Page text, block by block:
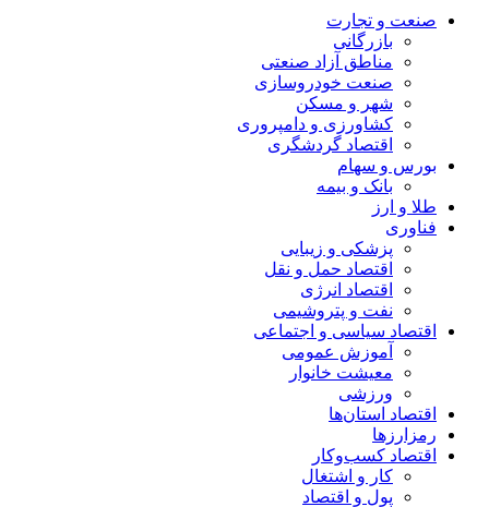
صنعت و تجارت
بازرگانی
مناطق آزاد صنعتی
صنعت خودروسازی
شهر و مسکن
کشاورزی و دامپروری
اقتصاد گردشگری
بورس و سهام
بانک و بیمه
طلا و ارز
فناوری
پزشکی و زیبایی
اقتصاد حمل و نقل
اقتصاد انرژی
نفت و پتروشیمی
اقتصاد سیاسی و اجتماعی
آموزش عمومی
معیشت خانوار
ورزشی
اقتصاد استان‌ها
رمزارزها
اقتصاد کسب‌و‌کار
کار و اشتغال
پول و اقتصاد